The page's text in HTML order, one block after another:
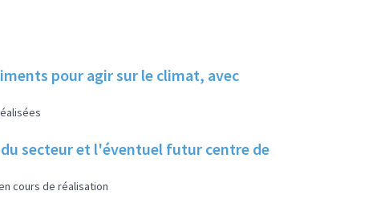
pour agir sur le climat, avec
cours de réalisation